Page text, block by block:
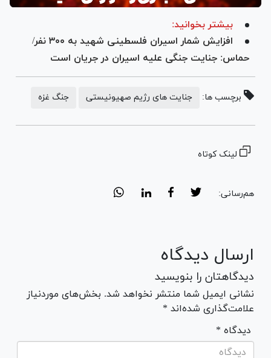
بیشتر بخوانید:
افزایش شمار اسیران فلسطینی شهید به ۳۰۰ نفر/
حماس: جنایت جنگی علیه اسیران در جریان است
برچسب ها: جنایت های رژیم صهیونیستی جنگ غزه
لینک کوتاه
هم‌رسانی:
ارسال دیدگاه
دیدگاهتان را بنویسید
نشانی ایمیل شما منتشر نخواهد شد. بخش‌های موردنیاز
علامت‌گذاری شده‌اند *
* دیدگاه